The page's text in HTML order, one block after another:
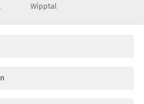
Wipptal